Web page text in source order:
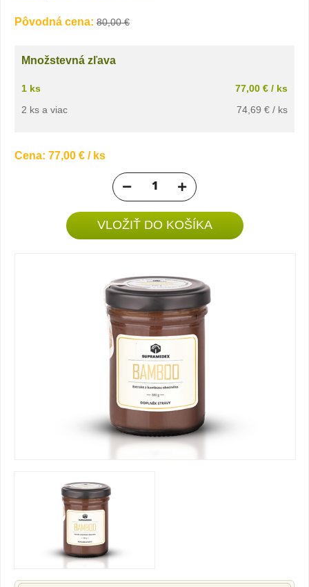
Pôvodná cena: 80,00 €
Množstevná zľava
1 ks
77,00 € / ks
2 ks a viac
74,69 € / ks
Cena: 77,00 € / ks